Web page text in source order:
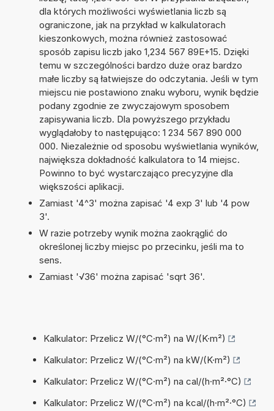
dla których możliwości wyświetlania liczb są
ograniczone, jak na przykład w kalkulatorach
kieszonkowych, można również zastosować
sposób zapisu liczb jako 1,234 567 89E+15. Dzięki
temu w szczególności bardzo duże oraz bardzo
małe liczby są łatwiejsze do odczytania. Jeśli w tym
miejscu nie postawiono znaku wyboru, wynik będzie
podany zgodnie ze zwyczajowym sposobem
zapisywania liczb. Dla powyższego przykładu
wyglądałoby to następująco: 1 234 567 890 000
000. Niezależnie od sposobu wyświetlania wyników,
największa dokładność kalkulatora to 14 miejsc.
Powinno to być wystarczająco precyzyjne dla
większości aplikacji.
Zamiast '4^3' można zapisać '4 exp 3' lub '4 pow
3'.
W razie potrzeby wynik można zaokrąglić do
określonej liczby miejsc po przecinku, jeśli ma to
sens.
Zamiast '√36' można zapisać 'sqrt 36'.
Kalkulator: Przelicz W/(°C·m²) na W/(K·m²)
Kalkulator: Przelicz W/(°C·m²) na kW/(K·m²)
Kalkulator: Przelicz W/(°C·m²) na cal/(h·m²·°C)
Kalkulator: Przelicz W/(°C·m²) na kcal/(h·m²·°C)